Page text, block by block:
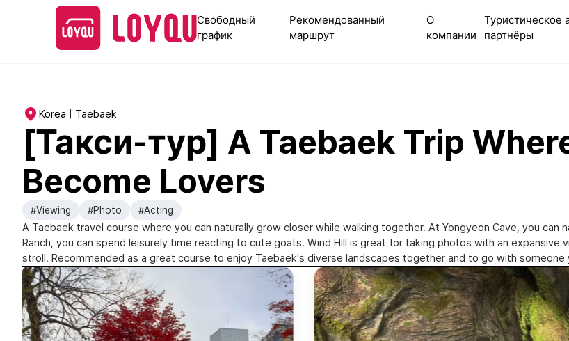
Свободный
график
Рекомендованный
маршрут
О
компании
Туристическое
партнёры
Korea | Taebaek
[Такси-тур] A Taebaek Trip
Become Lovers
#Viewing #Photo #Acting
A Taebaek travel course where you can naturally grow closer while walking together. At Yongyeon Cave, you
Ranch, you can spend leisurely time reacting to cute goats. Wind Hill is great for taking photos with an expansive
stroll. Recommended as a great course to enjoy Taebaek's diverse landscapes together and to go with